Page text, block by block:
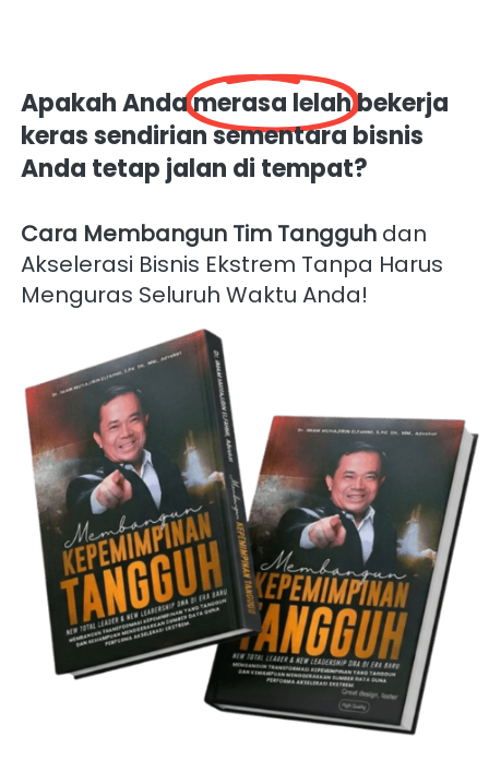
Apakah Anda merasa lelah bekerja
keras sendirian sementara bisnis
Anda tetap jalan di tempat?
Cara Membangun Tim Tangguh dan
Akselerasi Bisnis Ekstrem Tanpa Harus
Menguras Seluruh Waktu Anda!